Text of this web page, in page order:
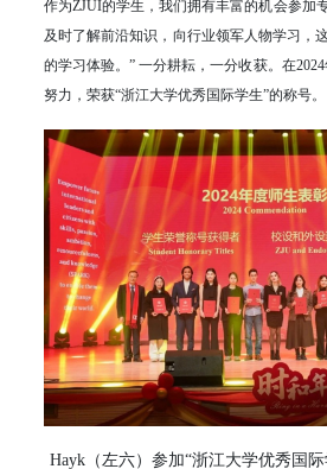
作为ZJUI的学生，我们拥有丰富的机会参加
及时了解前沿知识，向行业领军人物学习，
的学习体验。” 一分耕耘，一分收获。在
努力，荣获“浙江大学优秀国际学生”的称号。
Hayk（左六）参加“浙江大学优秀国